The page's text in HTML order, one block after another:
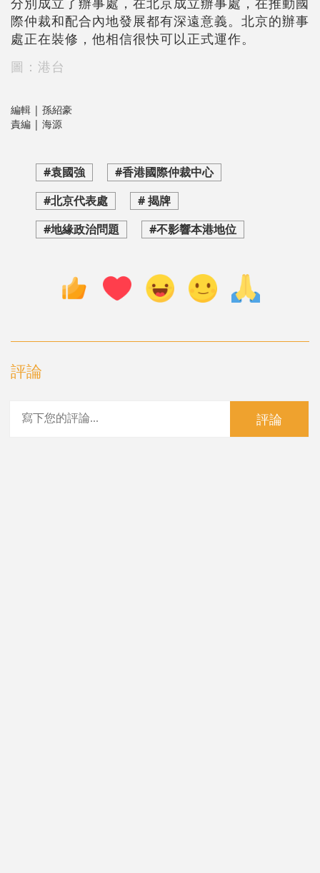
際仲裁和配合內地發展都有深遠意義。北京的辦事
處正在裝修，他相信很快可以正式運作。
圖：港台
編輯 | 孫紹豪
責編 | 海源
#袁國強
#香港國際仲裁中心
#北京代表處
# 揭牌
#地緣政治問題
#不影響本港地位
評論
評論